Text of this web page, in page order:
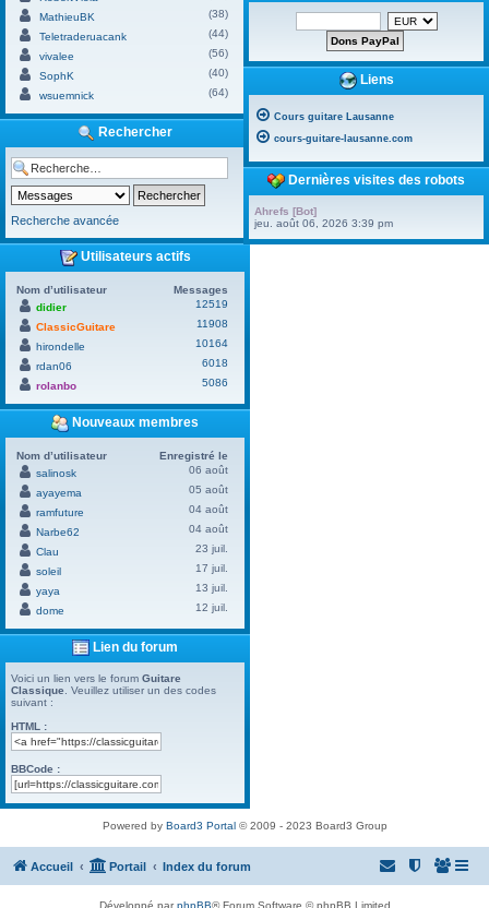
MathieuBK
(38)
Teletraderuacank
(44)
vivalee
(56)
SophK
(40)
wsuemnick
(64)
Rechercher
Recherche avancée
Utilisateurs actifs
Nom d’utilisateur
Messages
didier
12519
ClassicGuitare
11908
hirondelle
10164
rdan06
6018
rolanbo
5086
Nouveaux membres
Nom d’utilisateur
Enregistré le
salinosk
06 août
ayayema
05 août
ramfuture
04 août
Narbe62
04 août
Clau
23 juil.
soleil
17 juil.
yaya
13 juil.
dome
12 juil.
Lien du forum
Voici un lien vers le forum Guitare
Classique . Veuillez utiliser un des codes
suivant :
HTML :
BBCode :
Liens
Cours guitare Lausanne
cours-guitare-lausanne.com
Dernières visites des robots
Ahrefs [Bot]
jeu. août 06, 2026 3:39 pm
Powered by Board3 Portal© 2009 - 2023 Board3 Group
Accueil Portail Index du forum
Développé parphpBB® Forum Software © phpBB Limited